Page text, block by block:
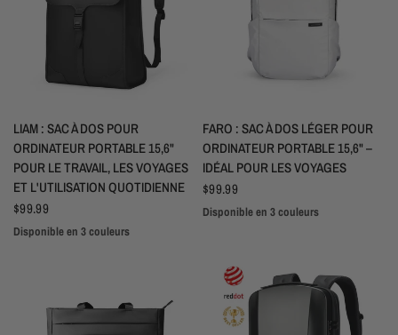
APERÇU RAPIDE
LIAM : SAC À DOS POUR
ORDINATEUR PORTABLE 15,6"
POUR LE TRAVAIL, LES VOYAGES
ET L'UTILISATION QUOTIDIENNE
$99.99
VertGrisNoir
Disponible en 3 couleurs
APERÇU RAPIDE
FARO : SAC À DOS LÉGER POUR
ORDINATEUR PORTABLE 15,6" –
IDÉAL POUR LES VOYAGES
$99.99
BlancJaune
Noir
Disponible en 3 couleurs